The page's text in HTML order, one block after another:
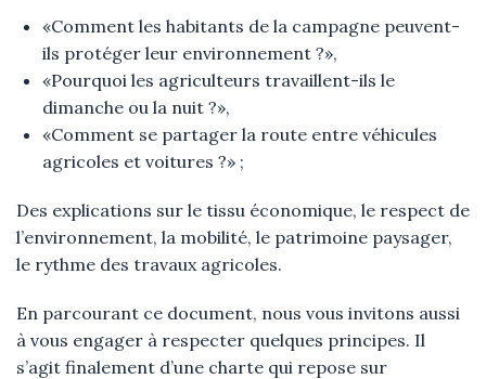
«Comment les habitants de la campagne peuvent-
ils protéger leur environnement ?»,
«Pourquoi les agriculteurs travaillent-ils le
dimanche ou la nuit ?»,
«Comment se partager la route entre véhicules
agricoles et voitures ?» ;
Des explications sur le tissu économique, le respect de
l’environnement, la mobilité, le patrimoine paysager,
le rythme des travaux agricoles.
En parcourant ce document, nous vous invitons aussi
à vous engager à respecter quelques principes. Il
s’agit finalement d’une charte qui repose sur